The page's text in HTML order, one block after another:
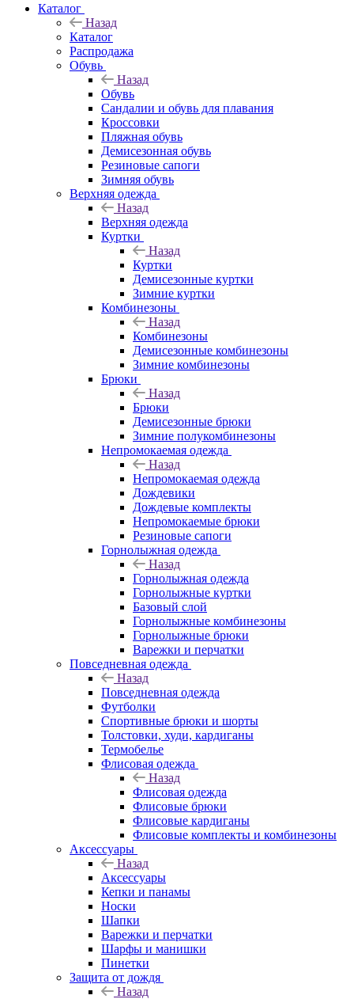
Каталог
Назад
Каталог
Распродажа
Обувь
Назад
Обувь
Сандалии и обувь для плавания
Кроссовки
Пляжная обувь
Демисезонная обувь
Резиновые сапоги
Зимняя обувь
Верхняя одежда
Назад
Верхняя одежда
Куртки
Назад
Куртки
Демисезонные куртки
Зимние куртки
Комбинезоны
Назад
Комбинезоны
Демисезонные комбинезоны
Зимние комбинезоны
Брюки
Назад
Брюки
Демисезонные брюки
Зимние полукомбинезоны
Непромокаемая одежда
Назад
Непромокаемая одежда
Дождевики
Дождевые комплекты
Непромокаемые брюки
Резиновые сапоги
Горнолыжная одежда
Назад
Горнолыжная одежда
Горнолыжные куртки
Базовый слой
Горнолыжные комбинезоны
Горнолыжные брюки
Варежки и перчатки
Повседневная одежда
Назад
Повседневная одежда
Футболки
Спортивные брюки и шорты
Толстовки, худи, кардиганы
Термобелье
Флисовая одежда
Назад
Флисовая одежда
Флисовые брюки
Флисовые кардиганы
Флисовые комплекты и комбинезоны
Аксессуары
Назад
Аксессуары
Кепки и панамы
Носки
Шапки
Варежки и перчатки
Шарфы и манишки
Пинетки
Защита от дождя
Назад